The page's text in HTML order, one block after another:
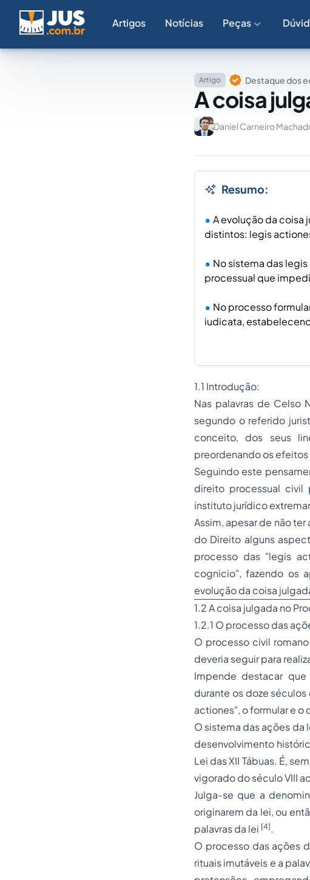
Artigos Notícias Peças
Artigo Destaque dos
A coisa
Daniel Carneiro
Resumo:
A evolução da coisa
distintos: legis
No sistema das
processual que
No processo
iudicata,
1.1 Introdução:
Nas palavras de Celso
segundo o referido
conceito, dos seus
preordenando os
Seguindo este
direito processual civil
instituto jurídico
Assim, apesar de não
do Direito alguns
processo das "legis
cognicio",fazendo os
evolução da coisa
1.2 A coisa julgada no
1.2.1 O processo das
O processo civil
deveria seguir para
Impende destacar
durante os doze
actiones", o formular e o
O sistema das ações da
desenvolvimento
Lei das XII Tábuas. É,
vigorado do século VIII
Julga-se que a
originarem da lei, ou
palavras da lei [4].
O processo das ações
rituais imutáveis e a